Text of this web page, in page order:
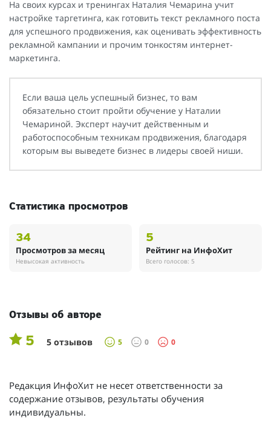
На своих курсах и тренингах Наталия Чемарина учит
настройке таргетинга, как готовить текст рекламного поста
для успешного продвижения, как оценивать эффективность
рекламной кампании и прочим тонкостям интернет-
маркетинга.
Если ваша цель успешный бизнес, то вам
обязательно стоит пройти обучение у Наталии
Чемариной. Эксперт научит действенным и
работоспособным техникам продвижения, благодаря
которым вы выведете бизнес в лидеры своей ниши.
Статистика просмотров
34
Просмотров за месяц
Невысокая активность
5
Рейтинг на ИнфоХит
Всего голосов: 5
Отзывы об авторе
5 5 отзывов 5 0 0
Редакция ИнфоХит не несет ответственности за
содержание отзывов, результаты обучения
индивидуальны.